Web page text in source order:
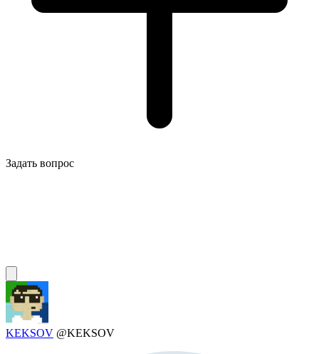
Задать вопрос
KEKSOV @KEKSOV